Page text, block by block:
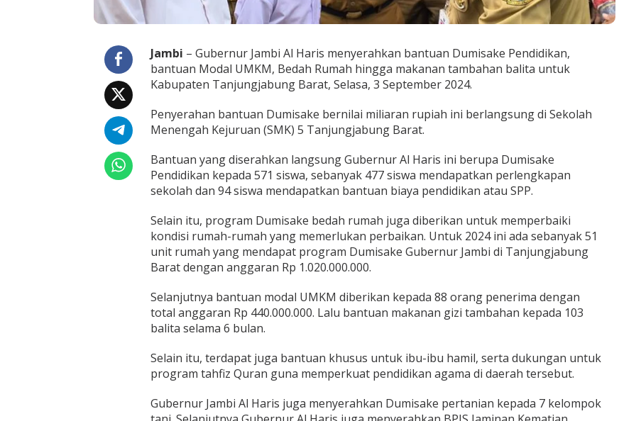
P
e
n
i
d
i
a
n
,
M
d
a
l
U
M
M
,
B
a
h
u
m
Jambi – Gubernur Jambi Al Haris menyerahkan bantuan Dumisake Pendidikan,
bantuan Modal UMKM, Bedah Rumah hingga makanan tambahan balita untuk
Kabupaten Tanjungjabung Barat, Selasa, 3 September 2024.
Penyerahan bantuan Dumisake bernilai miliaran rupiah ini berlangsung di Sekolah
Menengah Kejuruan (SMK) 5 Tanjungjabung Barat.
Bantuan yang diserahkan langsung Gubernur Al Haris ini berupa Dumisake
Pendidikan kepada 571 siswa, sebanyak 477 siswa mendapatkan perlengkapan
sekolah dan 94 siswa mendapatkan bantuan biaya pendidikan atau SPP.
Selain itu, program Dumisake bedah rumah juga diberikan untuk memperbaiki
kondisi rumah-rumah yang memerlukan perbaikan. Untuk 2024 ini ada sebanyak 51
unit rumah yang mendapat program Dumisake Gubernur Jambi di Tanjungjabung
Barat dengan anggaran Rp 1.020.000.000.
Selanjutnya bantuan modal UMKM diberikan kepada 88 orang penerima dengan
total anggaran Rp 440.000.000. Lalu bantuan makanan gizi tambahan kepada 103
balita selama 6 bulan.
Selain itu, terdapat juga bantuan khusus untuk ibu-ibu hamil, serta dukungan untuk
program tahfiz Quran guna memperkuat pendidikan agama di daerah tersebut.
Gubernur Jambi Al Haris juga menyerahkan Dumisake pertanian kepada 7 kelompok